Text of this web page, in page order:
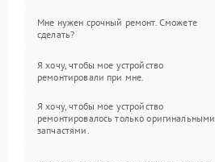
Мне нужен срочный ремонт. Сможете
сделать?
Я хочу, чтобы мое устройство
ремонтировали при мне.
Я хочу, чтобы мое устройство
ремонтировалось только оригинальными
запчастями.